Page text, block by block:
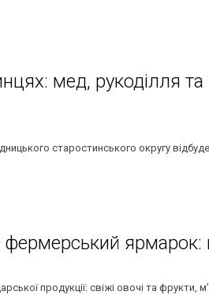
мед, рукоділля та
старостинського округу
продукції: свіжі овочі та фрукти,